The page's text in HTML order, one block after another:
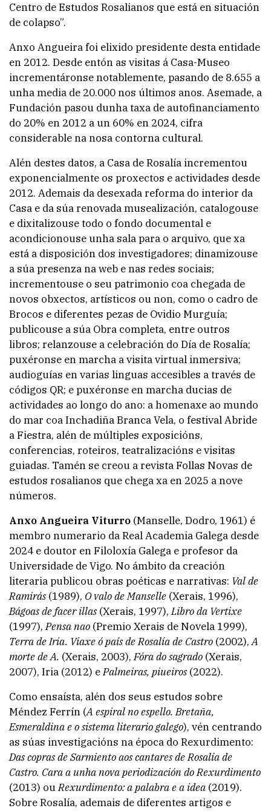
Centro de Estudos Rosalianos que está en situación
de colapso”.
Anxo Angueira foi elixido presidente desta entidade
en 2012. Desde entón as visitas á Casa-Museo
incrementáronse notablemente, pasando de 8.655 a
unha media de 20.000 nos últimos anos. Asemade, a
Fundación pasou dunha taxa de autofinanciamento
do 20% en 2012 a un 60% en 2024, cifra
considerable na nosa contorna cultural.
Alén destes datos, a Casa de Rosalía incrementou
exponencialmente os proxectos e actividades desde
2012. Ademais da desexada reforma do interior da
Casa e da súa renovada musealización, catalogouse
e dixitalizouse todo o fondo documental e
acondicionouse unha sala para o arquivo, que xa
está a disposición dos investigadores; dinamizouse
a súa presenza na web e nas redes sociais;
incrementouse o seu patrimonio coa chegada de
novos obxectos, artísticos ou non, como o cadro de
Brocos e diferentes pezas de Ovidio Murguía;
publicouse a súa Obra completa, entre outros
libros; relanzouse a celebración do Día de Rosalía;
puxéronse en marcha a visita virtual inmersiva;
audioguías en varias linguas accesibles a través de
códigos QR; e puxéronse en marcha ducias de
actividades ao longo do ano: a homenaxe ao mundo
do mar coa Inchadiña Branca Vela, o festival Abride
a Fiestra, alén de múltiples exposicións,
conferencias, roteiros, teatralizacións e visitas
guiadas. Tamén se creou a revista Follas Novas de
estudos rosalianos que chega xa en 2025 a nove
números.
Anxo Angueira Viturro (Manselle, Dodro, 1961) é
membro numerario da Real Academia Galega desde
2024 e doutor en Filoloxía Galega e profesor da
Universidade de Vigo. No ámbito da creación
literaria publicou obras poéticas e narrativas: Val de
Ramirás(1989), O valo de Manselle (Xerais, 1996),
Bágoas de facer illas(Xerais, 1997),Libro da Vertixe
(1997),Pensa nao (Premio Xerais de Novela 1999),
Terra de Iria. Viaxe ó país de Rosalía de Castro (2002),A
morte de A. (Xerais, 2003),Fóra do sagrado (Xerais,
2007), Iria (2012) ePalmeiras, piueiros(2022).
Como ensaísta, alén dos seus estudos sobre
Méndez Ferrín (A espiral no espello. Bretaña,
Esmeraldina e o sistema literario galego), vén centrando
as súas investigacións na época do Rexurdimento:
Das copras de Sarmiento aos cantares de Rosalía de
Castro. Cara a unha nova periodización do Rexurdimento
(2013) ouRexurdimento: a palabra e a idea (2019).
Sobre Rosalía, ademais de diferentes artigos e